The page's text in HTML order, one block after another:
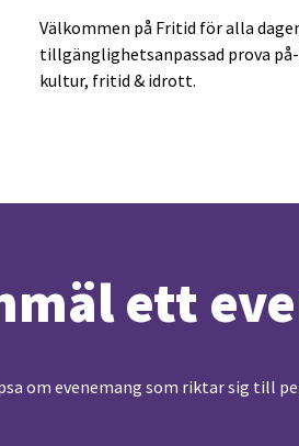
Välkommen på Fritid för alla
tillgänglighetsanpassad prova
kultur, fritid & idrott.
ett
om evenemang som riktar sig till